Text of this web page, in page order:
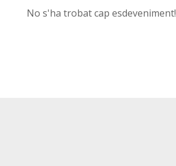
No s'ha trobat cap esdeveniment!